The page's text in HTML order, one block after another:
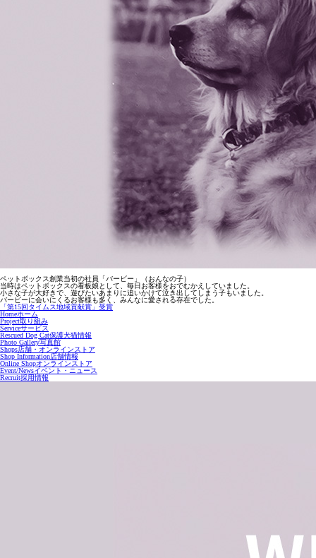
ペットボックス創業当初の社員「バービー」（おんなの子）
当時はペットボックスの看板娘として、毎日お客様をおでむかえしていました。
小さな子が大好きで、遊びたいあまりに追いかけて泣き出してしまう子もいました。
バービーに会いにくるお客様も多く、みんなに愛される存在でした。
「第15回タイムス地域貢献賞」受賞
Homeホーム
Project取り組み
Serviceサービス
Rescued Dog Cat保護犬猫情報
Photo Gallery写真館
Shops店舗・オンラインストア
Shop Information店舗情報
Online Shopオンラインストア
Event/Newsイベント・ニュース
Recruit採用情報